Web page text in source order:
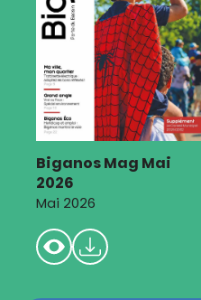
Biganos Mag Mai
2026
Mai 2026